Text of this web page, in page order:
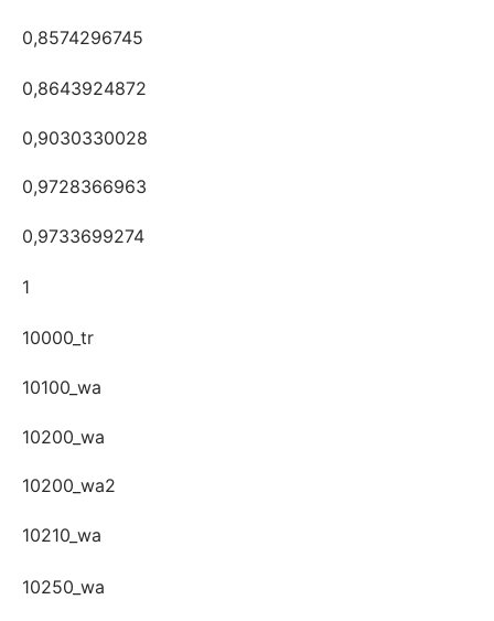
0,8574296745
0,8643924872
0,9030330028
0,9728366963
0,9733699274
1
10000_tr
10100_wa
10200_wa
10200_wa2
10210_wa
10250_wa